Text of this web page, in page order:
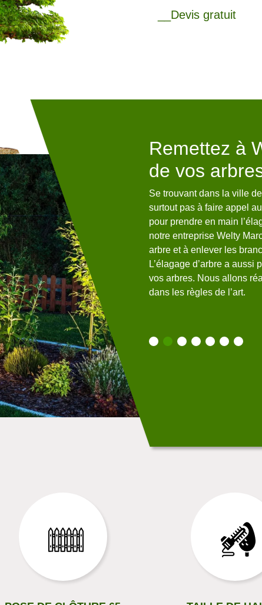
__Devis gratuit
à Bize 65150
Welty Marc pourra vous
comme : un jardin exotique ; un
; un jardin zen ; un jardin sec
n’est pas tout, nous pourrons
3D du style que vous
pour que vous puissiez avoir
Bénéficier d’un
Remettez à
de vos
Se trouvant dans la ville
surtout pas à faire appel
pour prendre en main
notre entreprise Welty
arbre et à enlever les
L’élagage d’arbre a
vos arbres. Nous allons
dans les règles de l’art.